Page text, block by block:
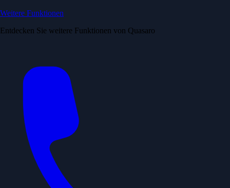
Weitere Funktionen
Entdecken Sie weitere Funktionen von Quasaro